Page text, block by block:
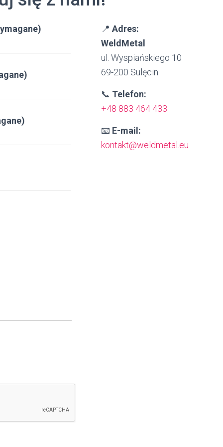
📍 Adres:
WeldMetal
ul. Wyspiańskiego 10
69-200 Sulęcin
📞 Telefon:
+48 883 464 433
📧 E-mail:
kontakt@weldmetal.eu